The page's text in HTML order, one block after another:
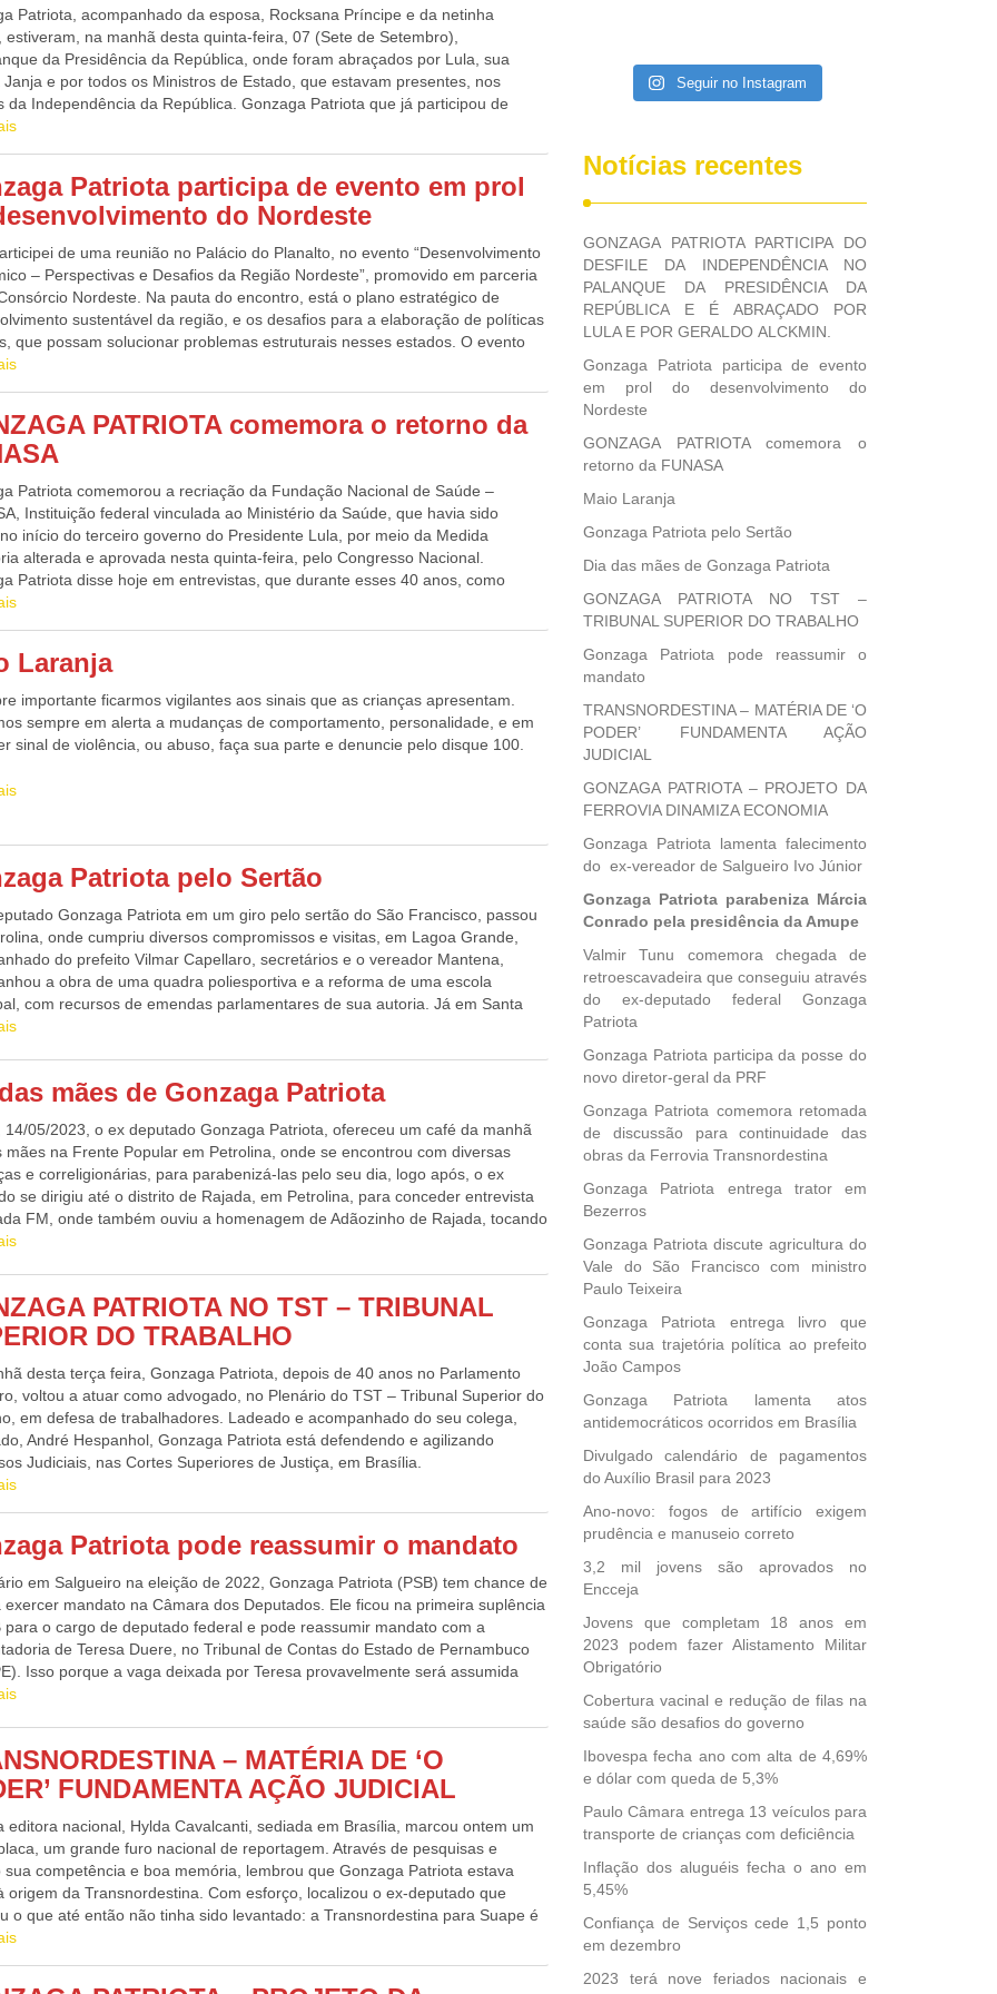
Patriota, acompanhado da esposa, Rocksana Príncipe e da netinha
estiveram, na manhã desta quinta-feira, 07 (Sete de Setembro),
da Presidência da República, onde foram abraçados por Lula, sua
Janja e por todos os Ministros de Estado, que estavam presentes, nos
da Independência da República. Gonzaga Patriota que já participou de
desfiles, na Esplanada dos Ministérios, disse ter sido o deste ano, o
em Brasília. Este ano, o governo preparou espaços com cadeiras e
para 30.000 pessoas, só que o número de Patriotas Brasileiros
disse Gonzaga Patriota.
Patriota participa de evento em prol
do Nordeste
de uma reunião no Palácio do Planalto, no evento “Desenvolvimento
– Perspectivas e Desafios da Região Nordeste”, promovido em parceria
Nordeste. Na pauta do encontro, está o plano estratégico de
sustentável da região, e os desafios para a elaboração de políticas
que possam solucionar problemas estruturais nesses estados. O evento
a presença do Vice-presidente Geraldo Alckmin, que também ocupa o
Federal, e atualmente Superintendente da SUDENE, Danilo Cabral, da
de Pernambuco, Raquel Lyra, os ministros da Casa Civil, Rui Costa, e
de todo Nordeste que também ajudam a fomentar o progresso da
PATRIOTA comemora o retorno da
Patriota comemorou a recriação da Fundação Nacional de Saúde –
Instituição federal vinculada ao Ministério da Saúde, que havia sido
início do terceiro governo do Presidente Lula, por meio da Medida
alterada e aprovada nesta quinta-feira, pelo Congresso Nacional.
Patriota disse hoje em entrevistas, que durante esses 40 anos, como
sempre contou com o apoio da FUNASA, para o desenvolvimento dos
foram aplicados em serviços de melhoria do saneamento básico, em
comunidades rurais. Patriota disse ainda que, mesmo sem mandato,
muito na Câmara dos Deputados, para a retirada da extinção da
nessa Medida Provisória do Executivo, aprovada ontem.
Laranja
importante ficarmos vigilantes aos sinais que as crianças apresentam.
sempre em alerta a mudanças de comportamento, personalidade, e em
sinal de violência, ou abuso, faça sua parte e denuncie pelo disque 100.
Patriota pelo Sertão
Gonzaga Patriota em um giro pelo sertão do São Francisco, passou
onde cumpriu diversos compromissos e visitas, em Lagoa Grande,
do prefeito Vilmar Capellaro, secretários e o vereador Mantena,
a obra de uma quadra poliesportiva e a reforma de uma escola
com recursos de emendas parlamentares de sua autoria. Já em Santa
Boa Vista encontrou o prefeito George Duarte, secretários e vereadores,
a conclusão do Ceasa na entrada do referido projeto, logo após,
outras cidades do sertão.
mães de Gonzaga Patriota
14/05/2023, o ex deputado Gonzaga Patriota, ofereceu um café da manhã
mães na Frente Popular em Petrolina, onde se encontrou com diversas
e correligionárias, para parabenizá-las pelo seu dia, logo após, o ex
se dirigiu até o distrito de Rajada, em Petrolina, para conceder entrevista
FM, onde também ouviu a homenagem de Adãozinho de Rajada, tocando
na emissora.Mesmo sem mandato, o ex parlamentar continua
PATRIOTA NO TST – TRIBUNAL
DO TRABALHO
desta terça feira, Gonzaga Patriota, depois de 40 anos no Parlamento
voltou a atuar como advogado, no Plenário do TST – Tribunal Superior do
em defesa de trabalhadores. Ladeado e acompanhado do seu colega,
André Hespanhol, Gonzaga Patriota está defendendo e agilizando
Judiciais, nas Cortes Superiores de Justiça, em Brasília.
Patriota pode reassumir o mandato
em Salgueiro na eleição de 2022, Gonzaga Patriota (PSB) tem chance de
exercer mandato na Câmara dos Deputados. Ele ficou na primeira suplência
para o cargo de deputado federal e pode reassumir mandato com a
de Teresa Duere, no Tribunal de Contas do Estado de Pernambuco
Isso porque a vaga deixada por Teresa provavelmente será assumida
Guilherme Uchoa Jr, um dos eleitos pelo PSB no ano passado.
em 2022. Recentemente Gonzaga Patriota disse que não se aposentaria
política e se apresentou como pré-candidato a senador nas eleições de
deputado, que vinha de uma sequência de dez mandatos consecutivos, não
se reeleger no ano passado porque viu sua votação cair para 67.328
redução pode ter sido resultado de uma estratégia do PSB de priorizar
como Pedro Campos, minando as bases de quadros históricos do
como Gonzaga Patriota, em Afogados da Ingazeira, Salgueiro e outros
– MATÉRIA DE ‘O
FUNDAMENTA AÇÃO JUDICIAL
editora nacional, Hylda Cavalcanti, sediada em Brasília, marcou ontem um
um grande furo nacional de reportagem. Através de pesquisas e
sua competência e boa memória, lembrou que Gonzaga Patriota estava
origem da Transnordestina. Com esforço, localizou o ex-deputado que
o que até então não tinha sido levantado: a Transnordestina para Suape é
pode ser revogada por um aditivo entre as partes. PRINCIPAL CANAL
Seguir no Instagram
Notícias recentes
GONZAGA PATRIOTA PARTICIPA DO
DESFILE DA INDEPENDÊNCIA NO
PALANQUE DA PRESIDÊNCIA DA
REPÚBLICA E É ABRAÇADO POR
LULA E POR GERALDO ALCKMIN.
Gonzaga Patriota participa de evento
em prol do desenvolvimento do
Nordeste
GONZAGA PATRIOTA comemora o
retorno da FUNASA
Maio Laranja
Gonzaga Patriota pelo Sertão
Dia das mães de Gonzaga Patriota
GONZAGA PATRIOTA NO TST –
TRIBUNAL SUPERIOR DO TRABALHO
Gonzaga Patriota pode reassumir o
mandato
TRANSNORDESTINA – MATÉRIA DE ‘O
PODER’ FUNDAMENTA AÇÃO
JUDICIAL
GONZAGA PATRIOTA – PROJETO DA
FERROVIA DINAMIZA ECONOMIA
Gonzaga Patriota lamenta falecimento
do ex-vereador de Salgueiro Ivo Júnior
Gonzaga Patriota parabeniza Márcia
Conrado pela presidência da Amupe
Valmir Tunu comemora chegada de
retroescavadeira que conseguiu através
do ex-deputado federal Gonzaga
Patriota
Gonzaga Patriota participa da posse do
novo diretor-geral da PRF
Gonzaga Patriota comemora retomada
de discussão para continuidade das
obras da Ferrovia Transnordestina
Gonzaga Patriota entrega trator em
Bezerros
Gonzaga Patriota discute agricultura do
Vale do São Francisco com ministro
Paulo Teixeira
Gonzaga Patriota entrega livro que
conta sua trajetória política ao prefeito
João Campos
Gonzaga Patriota lamenta atos
antidemocráticos ocorridos em Brasília
Divulgado calendário de pagamentos
do Auxílio Brasil para 2023
Ano-novo: fogos de artifício exigem
prudência e manuseio correto
3,2 mil jovens são aprovados no
Encceja
Jovens que completam 18 anos em
2023 podem fazer Alistamento Militar
Obrigatório
Cobertura vacinal e redução de filas na
saúde são desafios do governo
Ibovespa fecha ano com alta de 4,69%
e dólar com queda de 5,3%
Paulo Câmara entrega 13 veículos para
transporte de crianças com deficiência
Inflação dos aluguéis fecha o ano em
5,45%
Confiança de Serviços cede 1,5 ponto
em dezembro
2023 terá nove feriados nacionais e